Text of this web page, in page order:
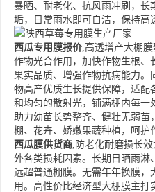
暴晒、耐老化、抗风雨冲刷，长
垢，日常雨水即可自洁，保持高
西瓜专用膜报价,高透增产大棚
作物光合作用，加快作物生根、
果实品质、增强作物抗病能力。
物高产优质生长提供保障，适配
和均匀的散射光，铺满棚内每一
助力幼苗长势整齐、健壮无弱苗
棚、花卉、娇嫩果蔬种植，呵护
西瓜膜供货商,防老化耐磨损长
外各类损耗因素。长期日晒雨淋
远超普通棚膜。无需年年换膜，
用。高性价比经济型大棚膜主